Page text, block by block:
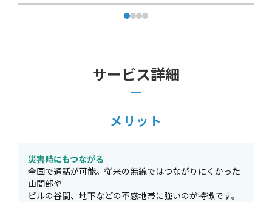
サービス詳細
メリット
災害時にもつながる
全国で通話が可能。従来の無線ではつながりにくかった
山間部や
ビルの谷間、地下などの不感地帯に強いのが特徴です。